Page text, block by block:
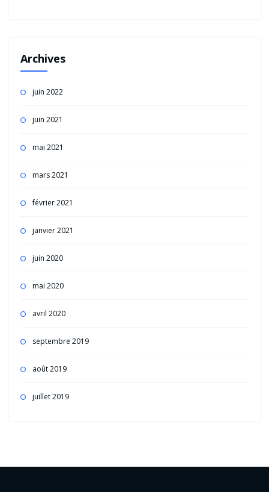
Archives
juin 2022
juin 2021
mai 2021
mars 2021
février 2021
janvier 2021
juin 2020
mai 2020
avril 2020
septembre 2019
août 2019
juillet 2019